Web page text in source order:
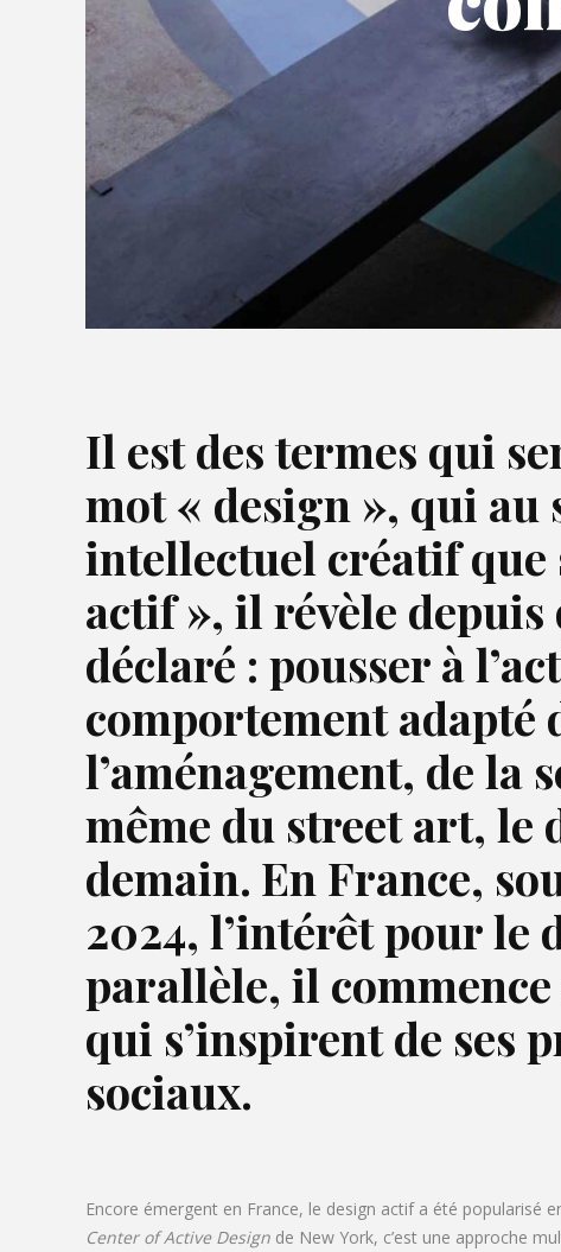
Il est des termes qui
mot « design », qui au
intellectuel créatif que
actif », il révèle depuis
déclaré : pousser à
comportement adapté
l’aménagement, de la
même du street art, le
demain. En France,
2024, l’intérêt pour le
parallèle, il
qui s’inspirent de ses
sociaux.
Encore émergent en France, le design actif a été popularisé
Center of Active Design de New York, c’est une approche